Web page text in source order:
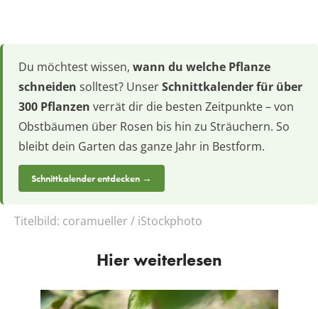
Du möchtest wissen, wann du welche Pflanze
schneiden solltest? UnserSchnittkalender für über
300 Pflanzen verrät dir die besten Zeitpunkte – von
Obstbäumen über Rosen bis hin zu Sträuchern. So
bleibt dein Garten das ganze Jahr in Bestform.
Schnittkalender entdecken →
Titelbild: coramueller / iStockphoto
Hier weiterlesen